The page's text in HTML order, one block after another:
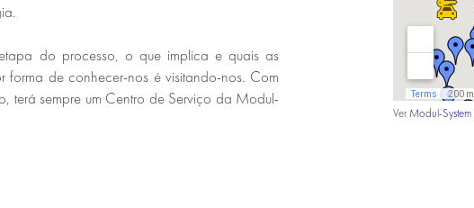
do processo, o que implica e quais as
forma de conhecer-nos é visitando-nos. Com
terá sempre um Centro de Serviço da Modul-
Ver Modul-System